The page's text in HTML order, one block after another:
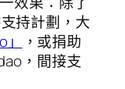
持計劃，大
，或捐助
，間接支